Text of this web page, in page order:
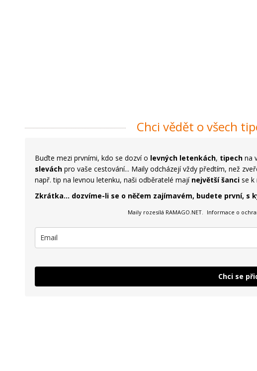
Chci vědět o všech
Buďte mezi prvními, kdo se dozví o levných letenkách, tipechna
sleváchpro vaše cestování... Maily odcházejí vždy předtím, než
např. tip na levnou letenku, naši odběratelé mají největší šancise k
Zkrátka... dozvíme-li se o něčem zajímavém, budete první, s
Maily rozesílá RAMAGO.NET. Informace o
Chci se